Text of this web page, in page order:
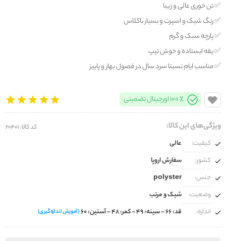
✅️ تن خوری عالی و زیبا
✅️ رنگ شیک و اسپرت و بسیار باکلاس
✅️ پارچه سبک و گرم
✅️ یقه ایستاده و خوش تیپ
✅️ مناسب ایام نسبتا سرد سال در فصول بهار و پاییز
100% اورجینال تضمینی
ویژگی‌های این کالا: کد کالا: 20401
کیفیت:
عالی
کشور:
سفارش اروپا
جنس:
polyster
وضعیت:
شیک و مرتب
اندازه:
قد: 66 - سینه: 49 - کمر: 48 - آستین: 60 (آموزش اندازه‌گیری)